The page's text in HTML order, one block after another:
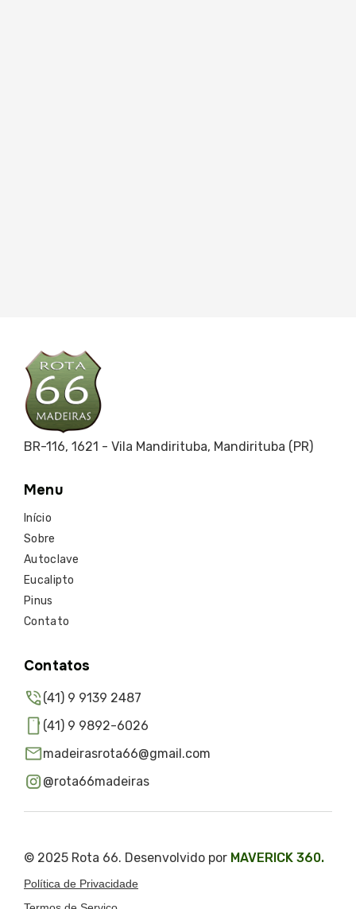
BR-116, 1621 - Vila Mandirituba, Mandirituba (PR)
Menu
Início
Sobre
Autoclave
Eucalipto
Pinus
Contato
Contatos
(41) 9 9139 2487
(41) 9 9892-6026
madeirasrota66@gmail.com
@rota66madeiras
© 2025 Rota 66. Desenvolvido por MAVERICK 360.
Política de Privacidade